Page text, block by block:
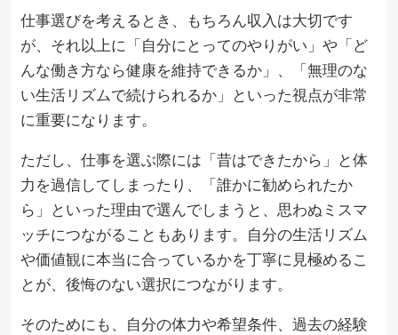
仕事選びを考えるとき、もちろん収入は大切です
が、それ以上に「自分にとってのやりがい」や「ど
んな働き方なら健康を維持できるか」、「無理のな
い生活リズムで続けられるか」といった視点が非常
に重要になります。
ただし、仕事を選ぶ際には「昔はできたから」と体
力を過信してしまったり、「誰かに勧められたか
ら」といった理由で選んでしまうと、思わぬミスマ
ッチにつながることもあります。自分の生活リズム
や価値観に本当に合っているかを丁寧に見極めるこ
とが、後悔のない選択につながります。
そのためにも、自分の体力や希望条件、過去の経験